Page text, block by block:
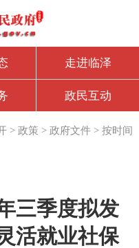
走进临泽
政民互动
>政策 >政府文件 >按时间
三季度拟发
活就业社保